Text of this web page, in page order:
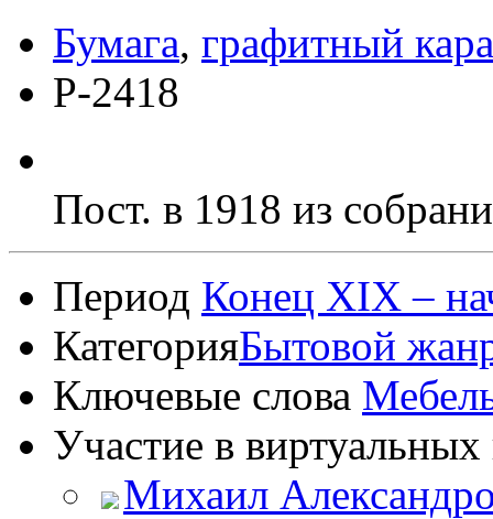
Бумага, графитный
Р-2418
Пост. в 1918 из
Период Конец XIX –
КатегорияБытовой
Ключевые слова
Участие в
Михаил